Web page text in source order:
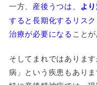
一方、 産後うつは、 よ
すると長期化するリス
治療が必要になる ことが
そしてまれではありま
病」という疾患もありま